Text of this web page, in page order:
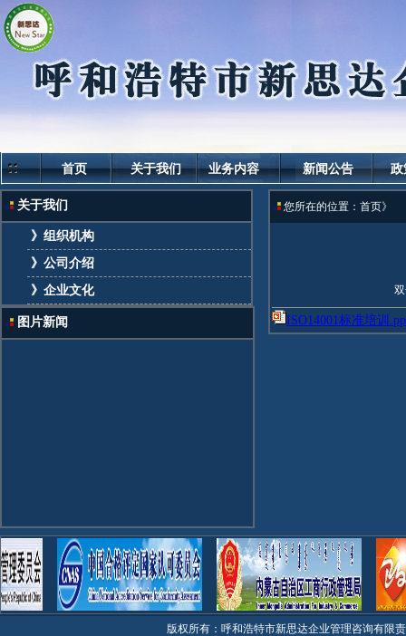
首页 关于我们 业务内容 新闻公告 政
关于我们
》组织机构
》公司介绍
》企业文化
图片新闻
您所在的位置：首页》
ISO14001标准培训
版权所有：呼和浩特市新思达企业管理咨